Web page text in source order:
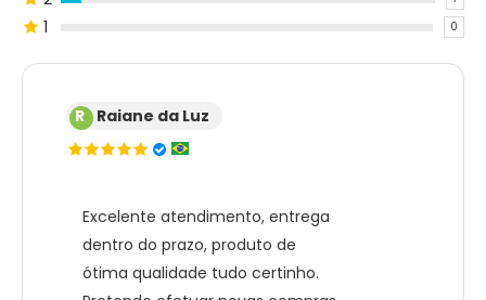
1 0
R Raiane da Luz
Excelente atendimento, entrega
dentro do prazo, produto de
ótima qualidade tudo certinho.